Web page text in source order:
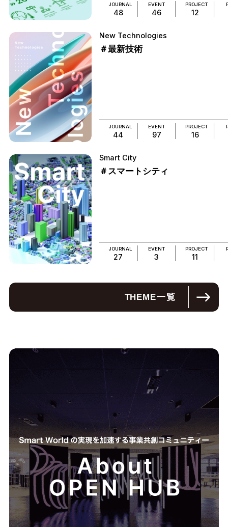
JOURNAL
48
EVENT
46
PROJECT
12
New Technologies
＃最新技術
JOURNAL
44
EVENT
97
PROJECT
16
Smart City
＃スマートシティ
JOURNAL
27
EVENT
3
PROJECT
11
THEME一覧